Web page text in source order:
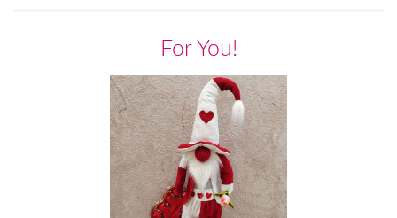
For You!